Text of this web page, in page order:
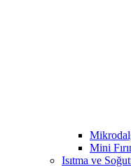
Mini
Isıtma ve